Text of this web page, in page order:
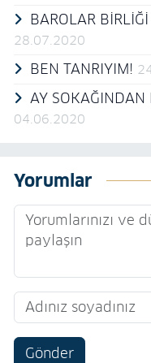
BAROLAR
28.07.2020
BEN TANRIYIM!
AY
04.06.2020
Yorumlar
Gönder